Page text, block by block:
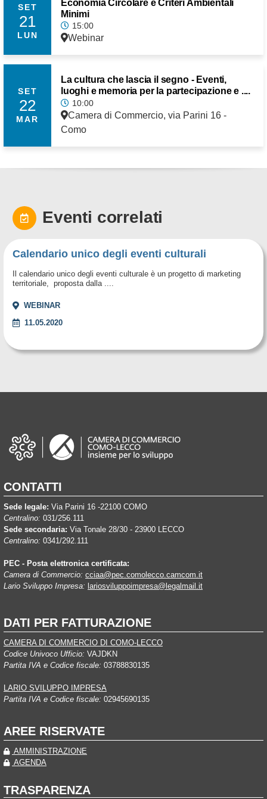
SET
21
LUN
Economia Circolare e Criteri Ambientali
Minimi
15:00
Webinar
SET
22
MAR
La cultura che lascia il segno - Eventi,
luoghi e memoria per la partecipazione e ....
10:00
Camera di Commercio, via Parini 16 -
Como
Eventi correlati
Calendario unico degli eventi culturali
Il calendario unico degli eventi culturale è un progetto di marketing
territoriale, proposta dalla ....
WEBINAR
11.05.2020
CONTATTI
Sede legale: Via Parini 16 -22100 COMO
Centralino: 031/256.111
Sede secondaria: Via Tonale 28/30 - 23900 LECCO
Centralino: 0341/292.111
PEC - Posta elettronica certificata:
Camera di Commercio: cciaa@pec.comolecco.camcom.it
Lario Sviluppo Impresa: lariosviluppoimpresa@legalmail.it
DATI PER FATTURAZIONE
CAMERA DI COMMERCIO DI COMO-LECCO
Codice Univoco Ufficio: VAJDKN
Partita IVA e Codice fiscale: 03788830135
LARIO SVILUPPO IMPRESA
Partita IVA e Codice fiscale: 02945690135
AREE RISERVATE
AMMINISTRAZIONE
AGENDA
TRASPARENZA